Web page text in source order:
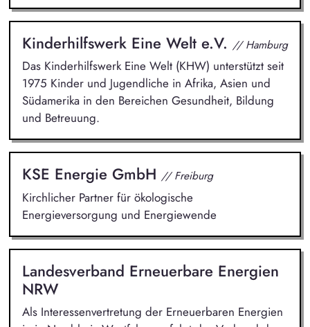
Kinderhilfswerk Eine Welt e.V. // Hamburg
Das Kinderhilfswerk Eine Welt (KHW) unterstützt seit
1975 Kinder und Jugendliche in Afrika, Asien und
Südamerika in den Bereichen Gesundheit, Bildung
und Betreuung.
KSE Energie GmbH // Freiburg
Kirchlicher Partner für ökologische
Energieversorgung und Energiewende
Landesverband Erneuerbare Energien
NRW
Als Interessenvertretung der Erneuerbaren Energien